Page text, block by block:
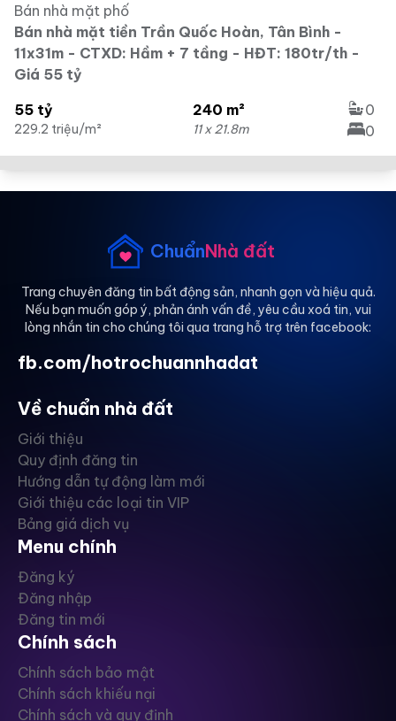
Bán nhà mặt phố
Bán nhà mặt tiền Trần Quốc Hoàn, Tân Bình -
11x31m - CTXD: Hầm + 7 tầng - HĐT: 180tr/th -
Giá 55 tỷ
55 tỷ
229.2 triệu/m²
240 m²
11 x 21.8m
0
0
ChuẩnNhà đất
Trang chuyên đăng tin bất động sản, nhanh gọn và hiệu quả.
Nếu bạn muốn góp ý, phản ánh vấn đề, yêu cầu xoá tin, vui
lòng nhắn tin cho chúng tôi qua trang hỗ trợ trên facebook:
fb.com/hotrochuannhadat
Về chuẩn nhà đất
Giới thiệu
Quy định đăng tin
Hướng dẫn tự động làm mới
Giới thiệu các loại tin VIP
Bảng giá dịch vụ
Menu chính
Đăng ký
Đăng nhập
Đăng tin mới
Chính sách
Chính sách bảo mật
Chính sách khiếu nại
Chính sách và quy định